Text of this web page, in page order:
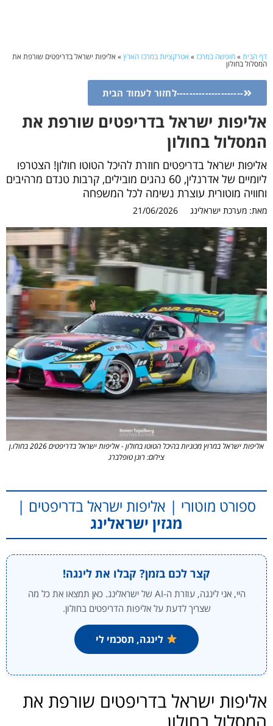
דף הבית»חופשה במרכז» אטרקציות במרכז הארץ» אליפות ישראל בדריפטים שורפת את
המסלול בחולון
---------------------לחזור לעמוד הבית
אליפות ישראל בדריפטים שורפת את
המסלול בחולון
אליפות ישראל בדריפטים חוזרת להיכל הטוטו חולון! הצטרפו
ליומיים של אדרנלין, 60 נהגים מובילים, קרבות טנדם מרהיבים
וחוויה מוטורית עוצרת נשימה לכל המשפחה
מאת: מערכת ישראלינג 21/06/2026
אליפות ישראל במרוץ מכוניות בהיכל הטוטו בחולון - אליפות ישראל בדריפטים 2026 בחולו.ן
צילום: רונן טופלברג
ספורט מוטורי | אליפות ישראל בדריפטים |
מגזין ישראלינג
קצר לכם בזמן? קבלו את לינגה!
היי, אני לינגה, עוזרת ה-AI של ישראלינג. כאן תמצאו את כל מה
שצריך לדעת על אליפות הדריפטים בחולון.
לינגה, תסכמי לי
אליפות ישראל בדריפטים שורפת את